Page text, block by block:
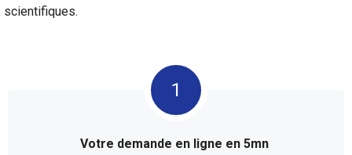
scientifiques.
Votre demande en ligne en 5mn